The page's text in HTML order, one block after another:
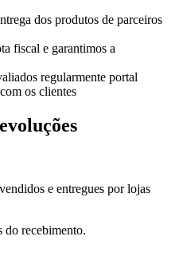
dos produtos de parceiros
fiscal e garantimos a
regularmente portal
os clientes
e entregues por lojas
do recebimento.